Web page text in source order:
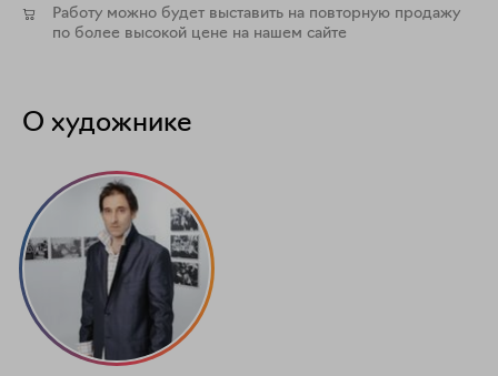
Работу можно будет выставить на повторную продажу
по более высокой цене на нашем сайте
О художнике